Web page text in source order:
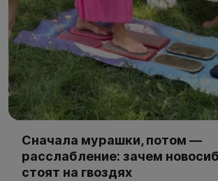
Сначала мурашки, потом —
расслабление: зачем
стоят на гвоздях